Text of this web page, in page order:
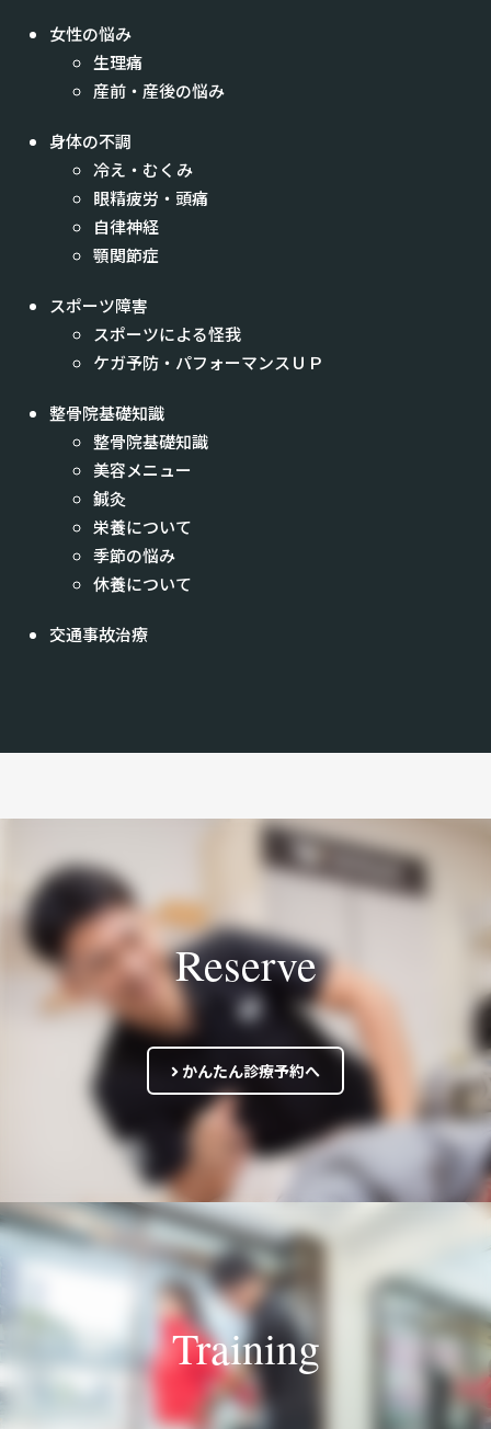
女性の悩み
生理痛
産前・産後の悩み
身体の不調
冷え・むくみ
眼精疲労・頭痛
自律神経
顎関節症
スポーツ障害
スポーツによる怪我
ケガ予防・パフォーマンスＵＰ
整骨院基礎知識
整骨院基礎知識
美容メニュー
鍼灸
栄養について
季節の悩み
休養について
交通事故治療
Reserve
かんたん診療予約へ
Training